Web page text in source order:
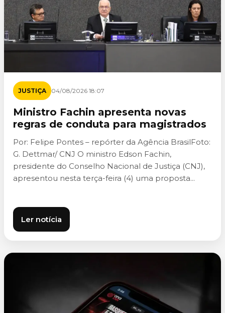
JUSTIÇA 04/08/2026 18:07
Ministro Fachin apresenta novas
regras de conduta para magistrados
Por: Felipe Pontes – repórter da Agência BrasilFoto:
G. Dettmar/ CNJ O ministro Edson Fachin,
presidente do Conselho Nacional de Justiça (CNJ),
apresentou nesta terça-feira (4) uma proposta...
Ler notícia